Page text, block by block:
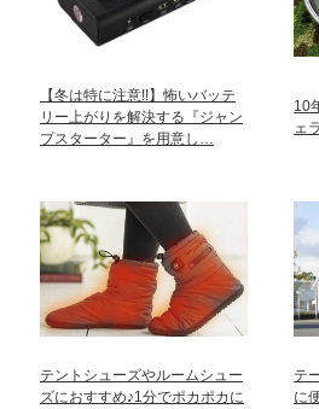
【冬は特に注意!!】怖いバッテ
リー上がりを解決する『ジャン
プスターター』を用意し…
10
ェ
テントシューズやルームシュー
ズにおすすめ♪1分でポカポカに
テ
に